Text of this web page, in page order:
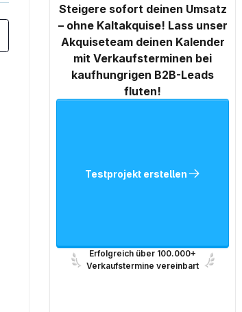
Steigere sofort deinen Umsatz
– ohne Kaltakquise! Lass unser
Akquiseteam deinen Kalender
mit Verkaufsterminen bei
kaufhungrigen B2B-Leads
fluten!
Testprojekt erstellen
Erfolgreich über 100.000+
Verkaufstermine vereinbart